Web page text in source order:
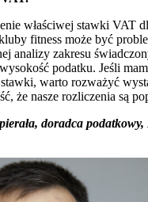
właściwej stawki VAT
fitness może być
analizy zakresu
podatku. Jeśli
warto rozważyć
że nasze rozliczenia są
doradca